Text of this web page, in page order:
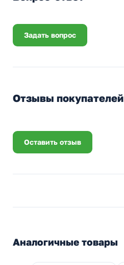
Задать вопрос
Отзывы покупателей
Оставить отзыв
Аналогичные товары